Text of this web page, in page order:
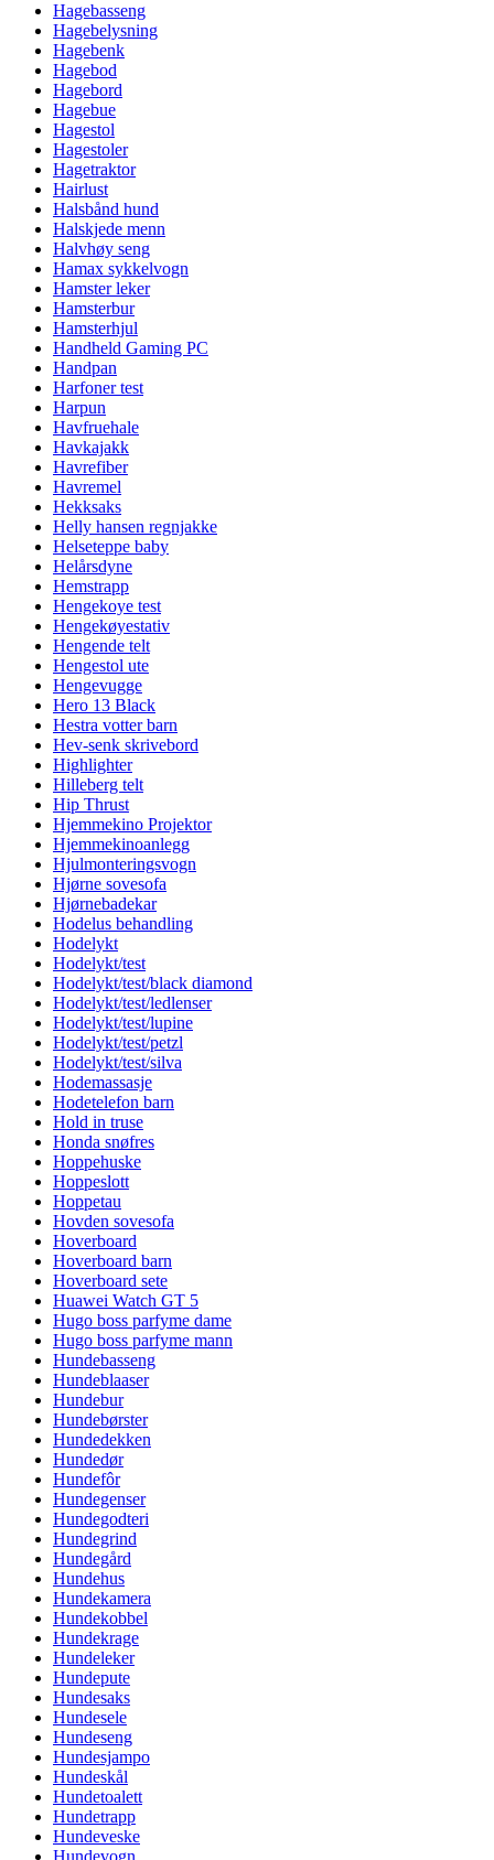
Hagebasseng
Hagebelysning
Hagebenk
Hagebod
Hagebord
Hagebue
Hagestol
Hagestoler
Hagetraktor
Hairlust
Halsbånd hund
Halskjede menn
Halvhøy seng
Hamax sykkelvogn
Hamster leker
Hamsterbur
Hamsterhjul
Handheld Gaming PC
Handpan
Harfoner test
Harpun
Havfruehale
Havkajakk
Havrefiber
Havremel
Hekksaks
Helly hansen regnjakke
Helseteppe baby
Helårsdyne
Hemstrapp
Hengekoye test
Hengekøyestativ
Hengende telt
Hengestol ute
Hengevugge
Hero 13 Black
Hestra votter barn
Hev-senk skrivebord
Highlighter
Hilleberg telt
Hip Thrust
Hjemmekino Projektor
Hjemmekinoanlegg
Hjulmonteringsvogn
Hjørne sovesofa
Hjørnebadekar
Hodelus behandling
Hodelykt
Hodelykt/test
Hodelykt/test/black diamond
Hodelykt/test/ledlenser
Hodelykt/test/lupine
Hodelykt/test/petzl
Hodelykt/test/silva
Hodemassasje
Hodetelefon barn
Hold in truse
Honda snøfres
Hoppehuske
Hoppeslott
Hoppetau
Hovden sovesofa
Hoverboard
Hoverboard barn
Hoverboard sete
Huawei Watch GT 5
Hugo boss parfyme dame
Hugo boss parfyme mann
Hundebasseng
Hundeblaaser
Hundebur
Hundebørster
Hundedekken
Hundedør
Hundefôr
Hundegenser
Hundegodteri
Hundegrind
Hundegård
Hundehus
Hundekamera
Hundekobbel
Hundekrage
Hundeleker
Hundepute
Hundesaks
Hundesele
Hundeseng
Hundesjampo
Hundeskål
Hundetoalett
Hundetrapp
Hundeveske
Hundevogn